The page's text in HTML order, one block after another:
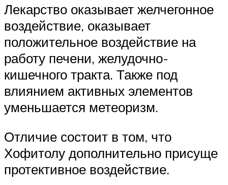
Лекарство оказывает желчегонное
воздействие, оказывает
положительное воздействие на
работу печени, желудочно-
кишечного тракта. Также под
влиянием активных элементов
уменьшается метеоризм.
Отличие состоит в том, что
Хофитолу дополнительно присуще
протективное воздействие.